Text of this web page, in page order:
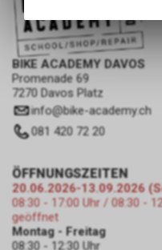
BIKE ACADEMY DAVOS
Promenade 69
7270 Davos Platz
info@bike-academy.ch
081 420 72 20
ÖFFNUNGSZEITEN
20.06.2026-13.09.2026
08:30 - 17:00 Uhr / 08:30 -
geöffnet
Montag - Freitag
08:30 - 12:30 Uhr
des
dass